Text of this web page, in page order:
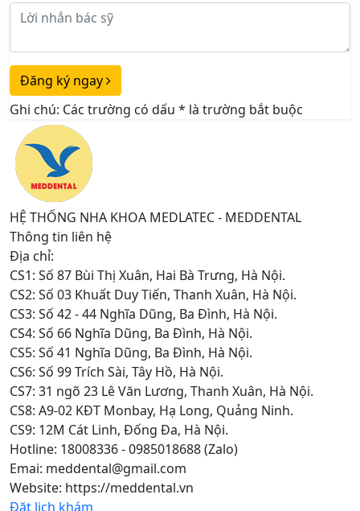
Đăng ký ngay
Ghi chú: Các trường có dấu * là trường bắt buộc
HỆ THỐNG NHA KHOA MEDLATEC - MEDDENTAL
Thông tin liên hệ
Địa chỉ:
CS1: Số 87 Bùi Thị Xuân, Hai Bà Trưng, Hà Nội.
CS2: Số 03 Khuất Duy Tiến, Thanh Xuân, Hà Nội.
CS3: Số 42 - 44 Nghĩa Dũng, Ba Đình, Hà Nội.
CS4: Số 66 Nghĩa Dũng, Ba Đình, Hà Nội.
CS5: Số 41 Nghĩa Dũng, Ba Đình, Hà Nội.
CS6: Số 99 Trích Sài, Tây Hồ, Hà Nội.
CS7: 31 ngõ 23 Lê Văn Lương, Thanh Xuân, Hà Nội.
CS8: A9-02 KĐT Monbay, Hạ Long, Quảng Ninh.
CS9: 12M Cát Linh, Đống Đa, Hà Nội.
Hotline: 18008336 - 0985018688 (Zalo)
Emai: meddental@gmail.com
Website: https://meddental.vn
Đặt lịch khám